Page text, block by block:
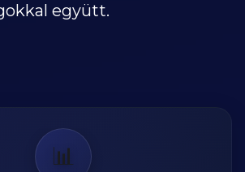
együtt.
📊